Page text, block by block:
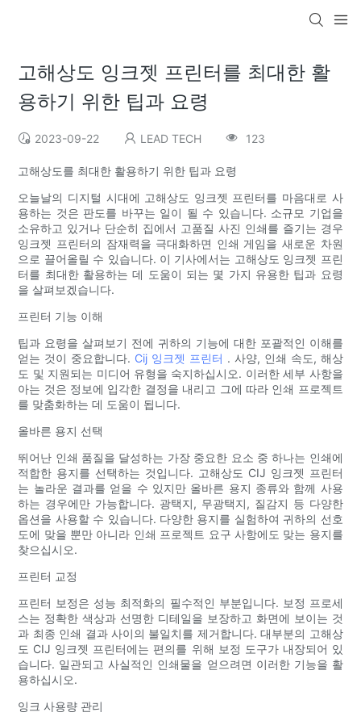
고해상도 잉크젯 프린터를 최대한 활
용하기 위한 팁과 요령
2023-09-22 LEAD TECH 123
고해상도를 최대한 활용하기 위한 팁과 요령
오늘날의 디지털 시대에 고해상도 잉크젯 프린터를 마음대로 사
용하는 것은 판도를 바꾸는 일이 될 수 있습니다. 소규모 기업을
소유하고 있거나 단순히 집에서 고품질 사진 인쇄를 즐기는 경우
잉크젯 프린터의 잠재력을 극대화하면 인쇄 게임을 새로운 차원
으로 끌어올릴 수 있습니다. 이 기사에서는 고해상도 잉크젯 프린
터를 최대한 활용하는 데 도움이 되는 몇 가지 유용한 팁과 요령
을 살펴보겠습니다.
프린터 기능 이해
팁과 요령을 살펴보기 전에 귀하의 기능에 대한 포괄적인 이해를
얻는 것이 중요합니다. Cij 잉크젯 프린터 . 사양, 인쇄 속도, 해상
도 및 지원되는 미디어 유형을 숙지하십시오. 이러한 세부 사항을
아는 것은 정보에 입각한 결정을 내리고 그에 따라 인쇄 프로젝트
를 맞춤화하는 데 도움이 됩니다.
올바른 용지 선택
뛰어난 인쇄 품질을 달성하는 가장 중요한 요소 중 하나는 인쇄에
적합한 용지를 선택하는 것입니다. 고해상도 CIJ 잉크젯 프린터
는 놀라운 결과를 얻을 수 있지만 올바른 용지 종류와 함께 사용
하는 경우에만 가능합니다. 광택지, 무광택지, 질감지 등 다양한
옵션을 사용할 수 있습니다. 다양한 용지를 실험하여 귀하의 선호
도에 맞을 뿐만 아니라 인쇄 프로젝트 요구 사항에도 맞는 용지를
찾으십시오.
프린터 교정
프린터 보정은 성능 최적화의 필수적인 부분입니다. 보정 프로세
스는 정확한 색상과 선명한 디테일을 보장하고 화면에 보이는 것
과 최종 인쇄 결과 사이의 불일치를 제거합니다. 대부분의 고해상
도 CIJ 잉크젯 프린터에는 편의를 위해 보정 도구가 내장되어 있
습니다. 일관되고 사실적인 인쇄물을 얻으려면 이러한 기능을 활
용하십시오.
잉크 사용량 관리